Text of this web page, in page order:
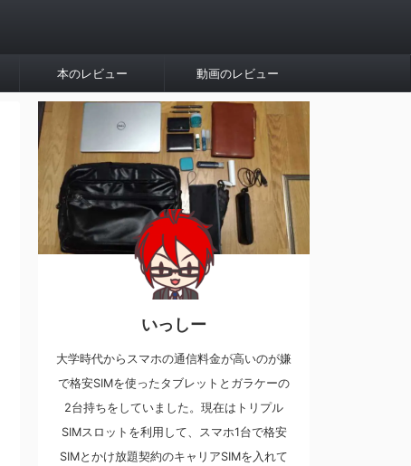
本のレビュー 動画のレビュー
いっしー
大学時代からスマホの通信料金が高いのが嫌
で格安SIMを使ったタブレットとガラケーの
2台持ちをしていました。現在はトリプル
SIMスロットを利用して、スマホ1台で格安
SIMとかけ放題契約のキャリアSIMを入れて